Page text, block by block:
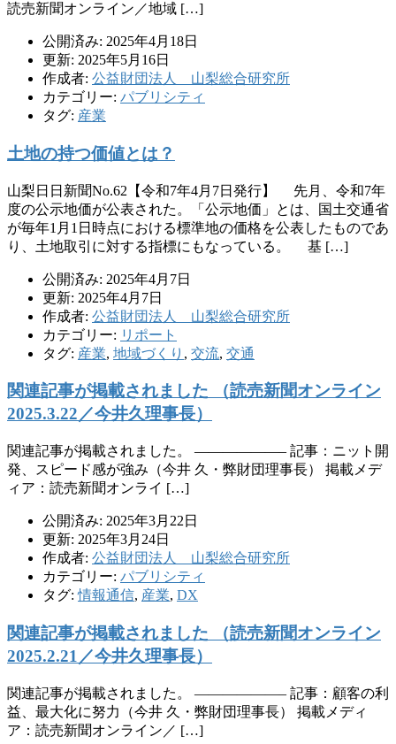
読売新聞オンライン／地域 […]
公開済み: 2025年4月18日
更新: 2025年5月16日
作成者: 公益財団法人 山梨総合研究所
カテゴリー: パブリシティ
タグ: 産業
土地の持つ価値とは？
山梨日日新聞No.62【令和7年4月7日発行】 先月、令和7年
度の公示地価が公表された。「公示地価」とは、国土交通省
が毎年1月1日時点における標準地の価格を公表したものであ
り、土地取引に対する指標にもなっている。 基 […]
公開済み: 2025年4月7日
更新: 2025年4月7日
作成者: 公益財団法人 山梨総合研究所
カテゴリー: リポート
タグ: 産業, 地域づくり , 交流, 交通
関連記事が掲載されました （読売新聞オンライン
2025.3.22／今井久理事長）
関連記事が掲載されました。 ——————– 記事：ニット開
発、スピード感が強み（今井 久・弊財団理事長） 掲載メデ
ィア：読売新聞オンライ […]
公開済み: 2025年3月22日
更新: 2025年3月24日
作成者: 公益財団法人 山梨総合研究所
カテゴリー: パブリシティ
タグ:情報通信, 産業, DX
関連記事が掲載されました （読売新聞オンライン
2025.2.21／今井久理事長）
関連記事が掲載されました。 ——————– 記事：顧客の利
益、最大化に努力（今井 久・弊財団理事長） 掲載メディ
ア：読売新聞オンライン／ […]